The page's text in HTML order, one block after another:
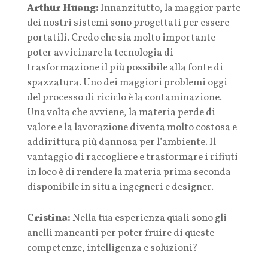
Arthur Huang:Innanzitutto, la maggior parte
dei nostri sistemi sono progettati per essere
portatili. Credo che sia molto importante
poter avvicinare la tecnologia di
trasformazione il più possibile alla fonte di
spazzatura. Uno dei maggiori problemi oggi
del processo di riciclo è la contaminazione.
Una volta che avviene, la materia perde di
valore e la lavorazione diventa molto costosa e
addirittura più dannosa per l’ambiente. Il
vantaggio di raccogliere e trasformare i rifiuti
in loco è di rendere la materia prima seconda
disponibile in situ a ingegneri e designer.
Cristina: Nella tua esperienza quali sono gli
anelli mancanti per poter fruire di queste
competenze, intelligenza e soluzioni?